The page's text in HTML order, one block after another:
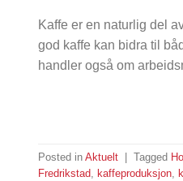
Kaffe er en naturlig del
god kaffe kan bidra til
handler også om
Posted in Aktuelt Tagged
Fredrikstad, kaffeproduksjon,